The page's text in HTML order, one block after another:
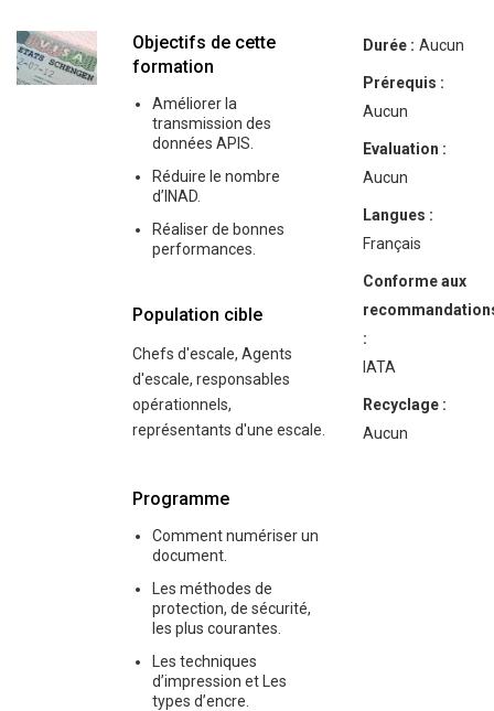
Objectifs de cette
formation
Améliorer la
transmission des
données APIS.
Réduire le nombre
d’INAD.
Réaliser de bonnes
performances.
Population cible
Chefs d'escale, Agents
d'escale, responsables
opérationnels,
représentants d'une escale.
Programme
Comment numériser un
document.
Les méthodes de
protection, de sécurité,
les plus courantes.
Les techniques
d’impression et Les
types d’encre.
Durée : Aucun
Prérequis :
Aucun
Evaluation :
Aucun
Langues :
Français
Conforme aux
:
IATA
Recyclage :
Aucun